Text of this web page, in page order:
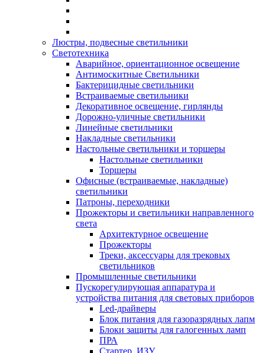
Люстры, подвесные светильники
Светотехника
Аварийное, ориентационное освещение
Антимоскитные Светильники
Бактерицидные светильники
Встраиваемые светильники
Декоративное освещение, гирлянды
Дорожно-уличные светильники
Линейные светильники
Накладные светильники
Настольные светильники и торшеры
Настольные светильники
Торшеры
Офисные (встраиваемые, накладные)
светильники
Патроны, переходники
Прожекторы и светильники направленного
света
Архитектурное освещение
Прожекторы
Треки, аксессуары для трековых
светильников
Промышленные светильники
Пускорегулирующая аппаратура и
устройства питания для световых приборов
Led-драйверы
Блок питания для газоразрядных лапм
Блоки защиты для галогенных ламп
ПРА
Стартер, ИЗУ